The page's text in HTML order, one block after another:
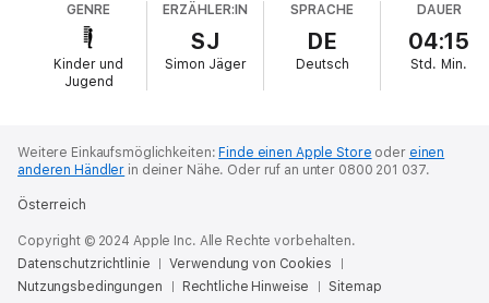
Simon Jäger, Stefan Kaminski, David Nathan, Melanie Pukaß und
Oliver Rohrbeck.
GENRE
Kinder und
Jugend
ERZÄHLER:IN
SJ
Simon Jäger
SPRACHE
DE
Deutsch
DAUER
04:15
Std. Min.
Weitere Einkaufsmöglichkeiten:Finde einen Apple Store oder einen
anderen Händler in deiner Nähe. Oder ruf an unter 0800 201 037.
Österreich
Copyright © 2024 Apple Inc. Alle Rechte vorbehalten.
Datenschutzrichtlinie
Verwendung von Cookies
Nutzungsbedingungen
Rechtliche Hinweise Sitemap